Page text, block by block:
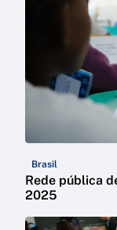
Brasil
Rede pública
2025